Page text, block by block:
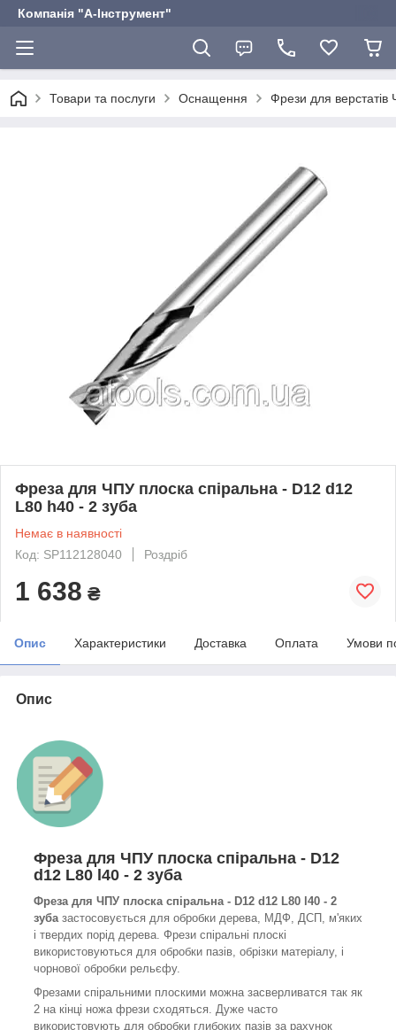
Компанія "А-Інструмент"
Товари та послуги Оснащення Фрези для верстатів
Фреза для ЧПУ плоска спіральна - D12 d12
L80 h40 - 2 зуба
Немає в наявності
Код: SP112128040
Роздріб
1 638 ₴
Опис Характеристики Доставка Оплата Умови
Опис
Фреза для ЧПУ плоска спіральна - D12
d12 L80 l40 - 2 зуба
Фреза для ЧПУ плоска спіральна - D12 d12 L80 l40 - 2
зуба застосовується для обробки дерева, МДФ, ДСП, м'яких
і твердих порід дерева. Фрези спіральні плоскі
використовуються для обробки пазів, обрізки матеріалу, і
чорнової обробки рельєфу.
Фрезами спіральними плоскими можна засверливатся так як
2 на кінці ножа фрези сходяться. Дуже часто
використовують для обробки глибоких пазів за рахунок